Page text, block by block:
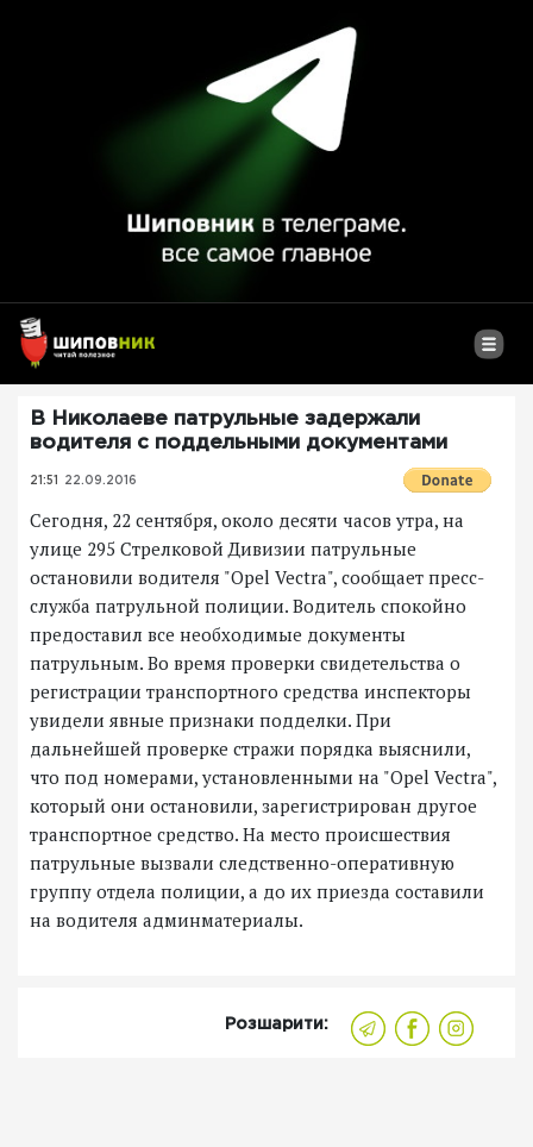
В Николаеве патрульные задержали
водителя с поддельными документами
21:51 22.09.2016
Сегодня, 22 сентября, около десяти часов утра, на
улице 295 Стрелковой Дивизии патрульные
остановили водителя "Opel Vectra", сообщает пресс-
служба патрульной полиции. Водитель спокойно
предоставил все необходимые документы
патрульным. Во время проверки свидетельства о
регистрации транспортного средства инспекторы
увидели явные признаки подделки. При
дальнейшей проверке стражи порядка выяснили,
что под номерами, установленными на "Opel Vectra",
который они остановили, зарегистрирован другое
транспортное средство. На место происшествия
патрульные вызвали следственно-оперативную
группу отдела полиции, а до их приезда составили
на водителя админматериалы.
Розшарити: